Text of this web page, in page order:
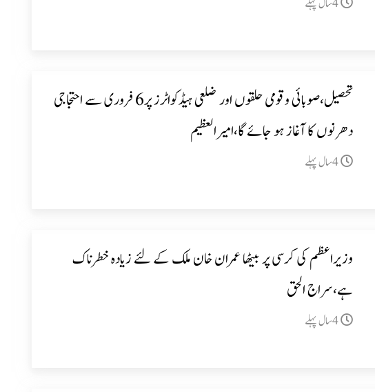
تحصیل،صوبائی وقومی حلقوں اور ضلعی ہیڈکواٹرز پر6 فروری سے احتجاجی
دھرنوں کا آغاز ہو جائے گا،امیرالعظیم
وزیراعظم کی کرسی پر بیٹھا عمران خان ملک کے لئے زیادہ خطرناک
ہے،سراج الحق